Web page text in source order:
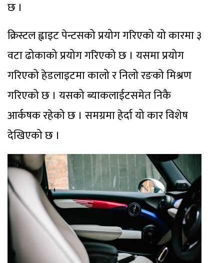
छ ।
क्रिस्टल ह्वाइट पेन्टसको प्रयोग गरिएको यो कारमा ३
वटा ढोकाको प्रयोग गरिएको छ । यसमा प्रयोग
गरिएको हेडलाइटमा कालो र निलो रङको मिश्रण
गरिएको छ । यसको ब्याकलाईटसमेत निकै
आर्कषक रहेको छ । समग्रमा हेर्दा यो कार विशेष
देखिएको छ ।